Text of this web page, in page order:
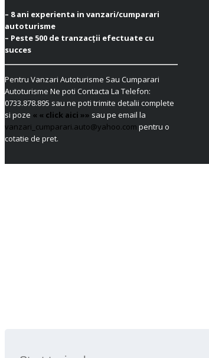
– 8 ani experienta in vanzari/cumparari
autoturisme
– Peste 500 de tranzacții efectuate cu
succes
Pentru Vanzari Autoturisme Sau Cumparari
Autoturisme Ne poti Contacta La Telefon:
0733.878.895 sau ne poti trimite detalii complete
si poze « « click aici »» sau pe email la
vanzari_cumparari.auto@yahoo.com pentru o
cotatie de pret.